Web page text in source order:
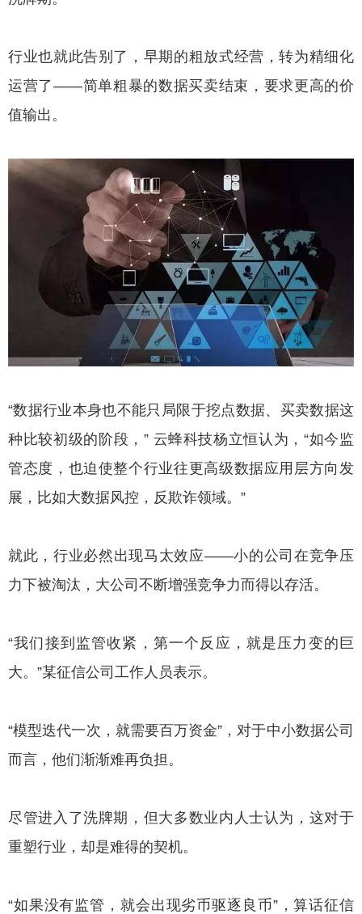
行业也就此告别了，早期的粗放式经营，转为精细化
运营了——简单粗暴的数据买卖结束，要求更高的价
值输出。
“数据行业本身也不能只局限于挖点数据、买卖数据这
种比较初级的阶段，” 云蜂科技杨立恒认为，“如今监
管态度，也迫使整个行业往更高级数据应用层方向发
展，比如大数据风控，反欺诈领域。”
就此，行业必然出现马太效应——小的公司在竞争压
力下被淘汰，大公司不断增强竞争力而得以存活。
“我们接到监管收紧，第一个反应，就是压力变的巨
大。”某征信公司工作人员表示。
“模型迭代一次，就需要百万资金”，对于中小数据公司
而言，他们渐渐难再负担。
尽管进入了洗牌期，但大多数业内人士认为，这对于
重塑行业，却是难得的契机。
“如果没有监管，就会出现劣币驱逐良币”，算话征信